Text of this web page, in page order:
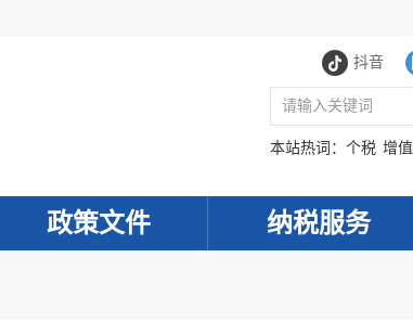
抖音
本站热词： 个税 增
政策文件 纳税服务